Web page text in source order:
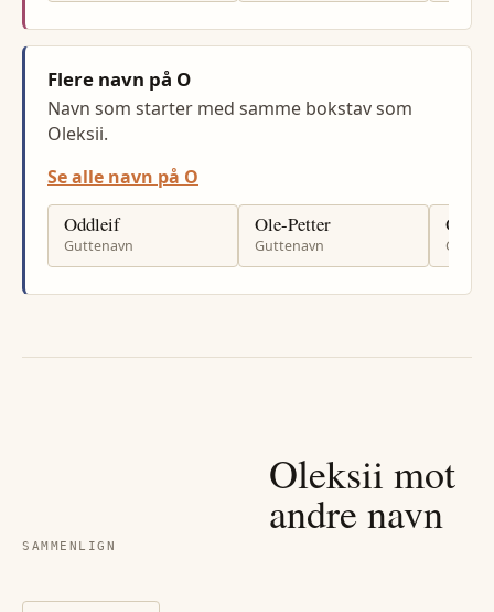
Flere navn på O
Navn som starter med samme bokstav som
Oleksii.
Se alle navn på O
Oddleif
Guttenavn
Ole-Petter
Guttenavn
SAMMENLIGN
Oleksii mot
andre navn